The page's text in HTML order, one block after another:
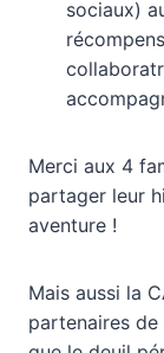
sociaux)
Merci aux 4
partager leur
aventure !
Mais aussi la
partenaires